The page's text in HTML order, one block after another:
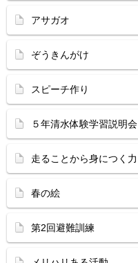
アサガオ
ぞうきんがけ
スピーチ作り
５年清水体験学習説明会
走ることから身につく力
春の絵
第2回避難訓練